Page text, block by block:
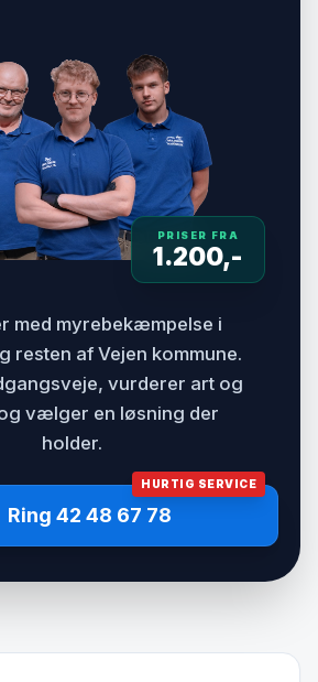
PRISER FRA
1.200,-
med myrebekæmpelse i
resten af Vejen kommune.
vurderer art og
vælger en løsning der
holder.
HURTIG SERVICE
Ring 42 48 67 78